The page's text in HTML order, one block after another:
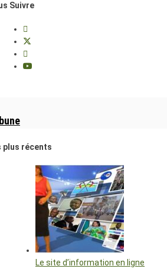
Suivre
plus récents
Le site d’information en ligne